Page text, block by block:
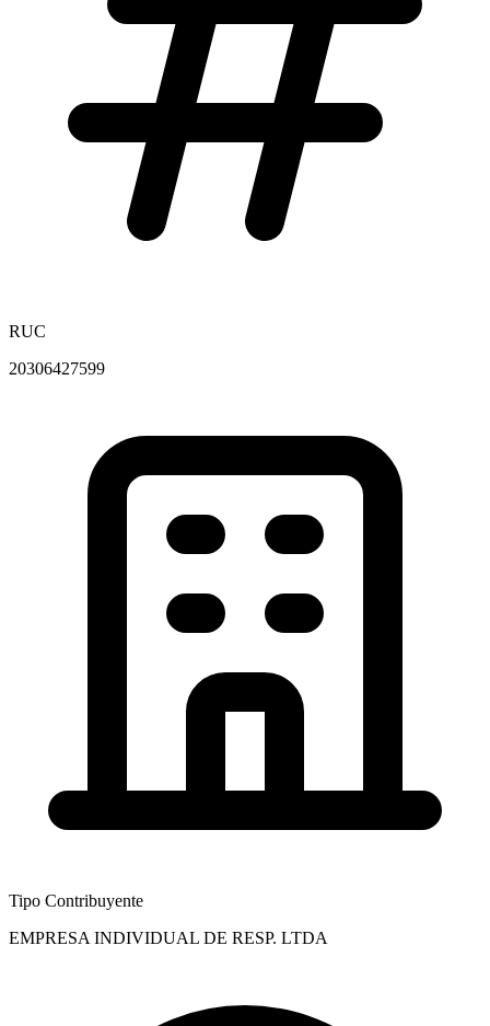
RUC
20306427599
Tipo Contribuyente
EMPRESA INDIVIDUAL DE RESP. LTDA